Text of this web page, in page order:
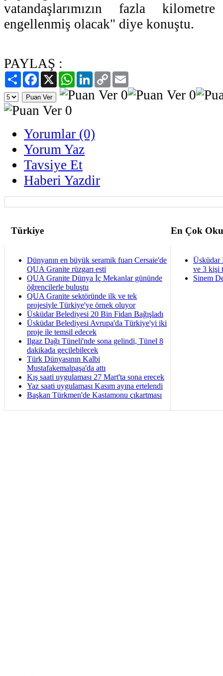
vatandaşlarımızın fazla
engellenmiş olacak" diye konuştu.
PAYLAŞ :
PaylaşFacebook
X WhatsAppLinkedIn
Copy
Link
Yorumlar (0)
Yorum Yaz
Tavsiye Et
Haberi Yazdir
Türkiye En Çok
Dünyanın en büyük seramik fuarı Cersaie'de
QUA Granite rüzgarı esti
QUA Granite Dünya İç Mekanlar gününde
öğrencilerle buluştu
QUA Granite sektöründe ilk ve tek
projesiyle Türkiye'ye örnek oluyor
Üsküdar Belediyesi 20 Bin Fidan Bağışladı
Üsküdar Belediyesi Avrupa'da Türkiye'yi iki
proje ile temsil edecek
Ilgaz Dağı Tüneli'nde sona gelindi, Tünel 8
dakikada geçilebilecek
Türk Dünyasının Kalbi
Mustafakemalpaşa'da attı
Kış saati uygulaması 27 Mart'ta sona erecek
Yaz saati uygulaması Kasım ayına ertelendi
Başkan Türkmen'de Kastamonu çıkartması
Üsküdar
ve 3 kişi
Sinem